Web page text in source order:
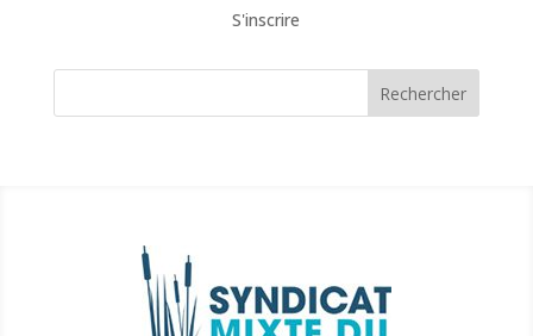
S'inscrire